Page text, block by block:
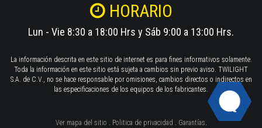
HORARIO
Lun - Vie 8:30 a 18:00 Hrs y Sáb 9:00 a 13:00 Hrs.
La información descrita en este sitio de internet es para fines informativos solamente.
Toda la información en este sitio está sujeta a cambios sin previo aviso. TWILIGHT
S.A. de C.V., no se hace responsable por omisiones, cambios directos o indirectos en
las especificaciones de los equipos de los fabricantes.
Ver mapa del sitio . Politica de privacidad . Garantías.